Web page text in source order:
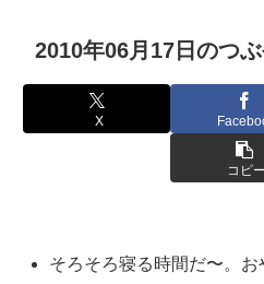
2010年06月17日のつ
X
コピー
そろそろ寝る時間だ〜。